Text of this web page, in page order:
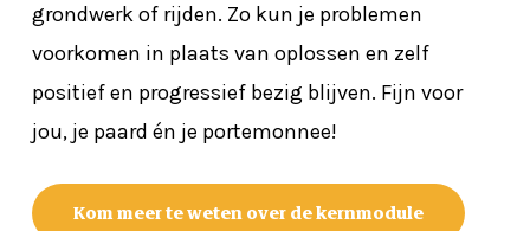
grondwerk of rijden. Zo kun je problemen
voorkomen in plaats van oplossen en zelf
positief en progressief bezig blijven. Fijn voor
jou, je paard én je portemonnee!
Kom meer te weten over de kernmodule